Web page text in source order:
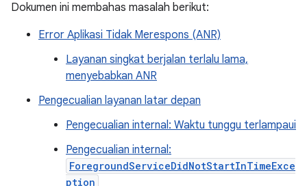
Dokumen ini membahas masalah berikut:
Error Aplikasi Tidak Merespons (ANR)
Layanan singkat berjalan terlalu lama,
menyebabkan ANR
Pengecualian layanan latar depan
Pengecualian internal: Waktu tunggu terlampaui
Pengecualian internal:
ForegroundServiceDidNotStartInTimeExce
ption